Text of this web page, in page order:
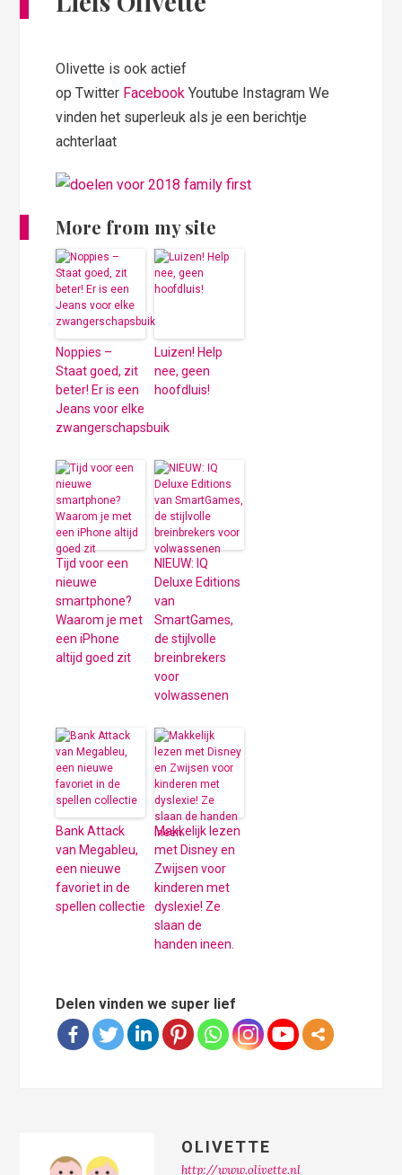
Olivette is ook actief
op Twitter Facebook Youtube Instagram We
vinden het superleuk als je een berichtje
achterlaat
More from my site
Noppies –
Staat goed, zit
beter! Er is een
Jeans voor elke
zwangerschapsbuik
Luizen! Help
nee, geen
hoofdluis!
Tijd voor een
nieuwe
smartphone?
Waarom je met
een iPhone
altijd goed zit
NIEUW: IQ
Deluxe Editions
van
SmartGames,
de stijlvolle
breinbrekers
voor
volwassenen
Bank Attack
van Megableu,
een nieuwe
favoriet in de
spellen collectie
Makkelijk lezen
met Disney en
Zwijsen voor
kinderen met
dyslexie! Ze
slaan de
handen ineen.
Delen vinden we super lief
OLIVETTE
http://www.olivette.nl